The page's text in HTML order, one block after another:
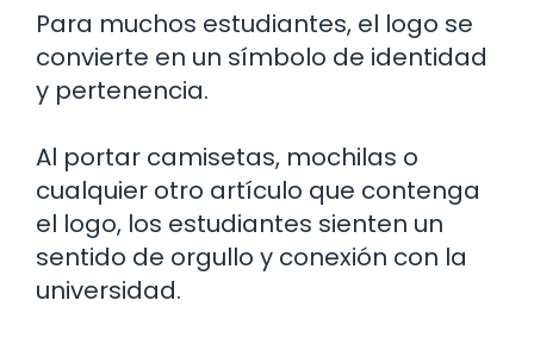
Para muchos estudiantes, el logo se
convierte en un símbolo de identidad
y pertenencia.
Al portar camisetas, mochilas o
cualquier otro artículo que contenga
el logo, los estudiantes sienten un
sentido de orgullo y conexión con la
universidad.